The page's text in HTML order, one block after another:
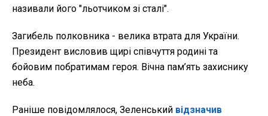
називали його "льотчиком зі сталі".
Загибель полковника - велика втрата для України.
Президент висловив щирі співчуття родині та
бойовим побратимам героя. Вічна пам’ять захиснику
неба.
Раніше повідомлялося, Зеленський відзначив